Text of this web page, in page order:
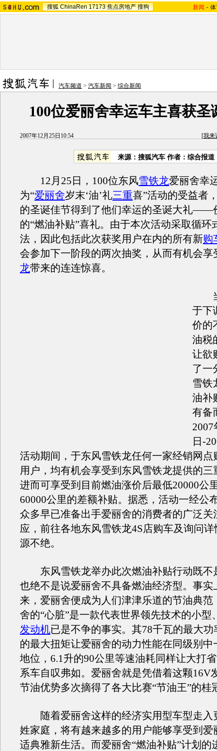
搜狐 ChinaRen 17173 焦点房地产 搜狗 新闻 -
汽车频道 > 汽车新闻 > 综合新闻
100位爱丽舍幸运车主喜获圣
2007年12月25日10:54 [我来
来源：搜狐汽车 作者：综合报道
12月25日，100位东风雪铁龙爱丽舍幸
为“爱丽舍岁末‘油’礼三重喜”活动的受益者
的圣诞佳节得到了他们幸运的圣诞大礼——
的“燃油补贴”喜礼。由于本次活动采取循环
法，因此包括此次获奖用户在内的所有新购
会参加下一阶段的两次抽奖，从而有机会享
龙带来的连连惊喜。
于下
价的
油税
让欲
了一
雪铁
油补
有备
2007
日-
活动期间，于东风雪铁龙任何一家经销网点
用户，均有机会享受到东风雪铁龙提供的三
进而可享受到目前燃油涨价后最低20000公
60000公里的差额补贴。据悉，活动一经公
众多早已准备出手爱丽舍的消费者的广泛关
应，前往各地东风雪铁龙4S店购车及询问
源不绝。
东风雪铁龙举办此次燃油补贴行动既不
也绝不是说爱丽舍不具备燃油经济型。事实
来，爱丽舍便成为人们津津乐道的节油典范
舍的“心脏”是一款代表世界领先技术的小型
发动机已是不争的事实。其78千瓦的最大功
的最大扭矩让爱丽舍的动力性能在同级别中
地位，6.1升的90公里等速油耗同样让大打
系车自叹弗如。爱丽舍就是凭借着这颗16V
节油优势多次摘得了各大比赛“节油王”的桂
随着爱丽舍这样的经济实用型车型走入
姓家庭，将有越来越多的用户能够享受到爱
适典雅新生活。而爱丽舍“燃油补贴”计划的